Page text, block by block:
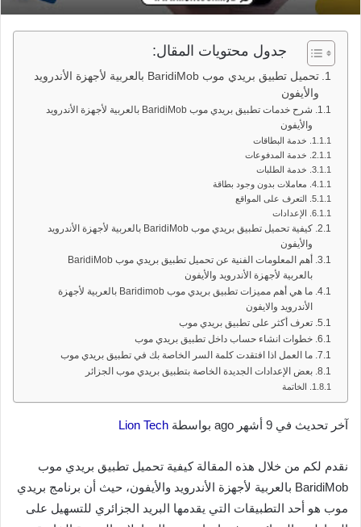
جدول محتويات المقال:
تحميل تطبيق بريدي موب BaridiMob بالعربية لأجهزة الأندرويد
والأيفون
شرح خدمات تطبيق بريدي موب BaridiMob بالعربية لأجهزة الأندرويد
والأيفون
خدمة البطاقات
خدمة المدفوعات
خدمة الطلبات
معاملات بدون وجود بطاقة
التعرف على المواقع
الإعدادات
كيفية تحميل تطبيق بريدي موب BaridiMob بالعربية لأجهزة الأندرويد
والأيفون
أهم المعلومات الفنية عن تحميل تطبيق بريدي موب BaridiMob
بالعربية لأجهزة الأندرويد والأيفون
ما هي أهم مميزات تطبيق بريدي موب Baridimob بالعربية لأجهزة
الأندرويد والايفون
تعرف أكثر على تطبيق بريدي موب
خطوات انشاء حساب داخل تطبيق بريدي موب
ما العمل اذا افتقدت كلمة السر الخاصة بك في تطبيق بريدي موب
بعض الإعدادات الجديدة الخاصة بتطبيق بريدي موب الجزائر
الخاتمة
آخر تحديث في 9 أشهر ago بواسطة Lion Tech
نقدم لكم من خلال هذه المقالة كيفية تحميل تطبيق بريدي موب
BaridiMob بالعربية لأجهزة الأندرويد والأيفون، حيث أن برنامج بريدي
موب هو أحد التطبيقات التي يقدمها البريد الجزائري للتسهيل على